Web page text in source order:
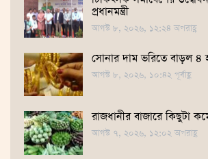
প্রধানমন্ত্রী
আগস্ট ৮, ২০২৬, ১২:২৪ অপরাহ্ণ
সোনার দাম ভ‌রি‌তে বাড়ল ৪
আগস্ট ৮, ২০২৬, ১০:৪২ পূর্বাহ্ণ
রাজধানীর বাজারে কিছুটা
আগস্ট ৭, ২০২৬, ১২:০২ অপরাহ্ণ